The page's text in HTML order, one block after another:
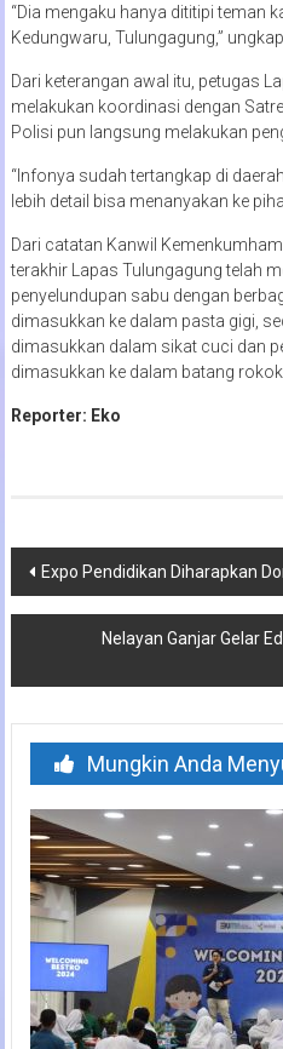
“Dia mengaku hanya dititipi teman
Kedungwaru, Tulungagung,”
Dari keterangan awal itu, petugas
melakukan koordinasi dengan
Polisi pun langsung melakukan
“Infonya sudah tertangkap di
lebih detail bisa menanyakan ke
Dari catatan Kanwil
terakhir Lapas Tulungagung telah
penyelundupan sabu dengan
dimasukkan ke dalam pasta gigi,
dimasukkan dalam sikat cuci dan
dimasukkan ke dalam batang
Reporter: Eko
Navigasi
pos
Expo Pendidikan Diharapkan
Nelayan Ganjar Gelar
Mungkin Anda